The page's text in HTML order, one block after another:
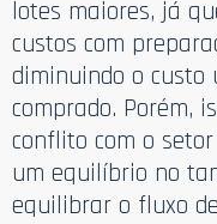
lotes maiores, já
custos com
diminuindo o
comprado. Porém,
conflito com o
um equilíbrio no
equilibrar o fluxo